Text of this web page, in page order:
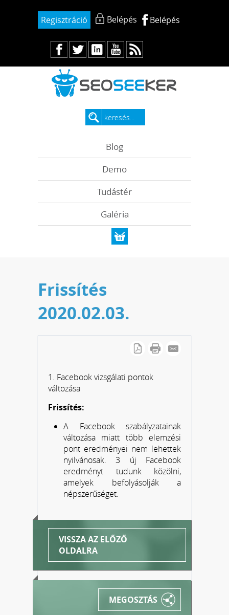
Regisztráció Belépés Belépés
Blog
Demo
Tudástér
Galéria
Frissítés
2020.02.03.
1. Facebook vizsgálati pontok
változása
Frissítés:
A Facebook szabályzatainak
változása miatt több elemzési
pont eredményei nem lehettek
nyilvánosak. 3 új Facebook
eredményt tudunk közölni,
amelyek befolyásolják a
népszerűséget.
VISSZA AZ ELŐZŐ
OLDALRA
MEGOSZTÁS